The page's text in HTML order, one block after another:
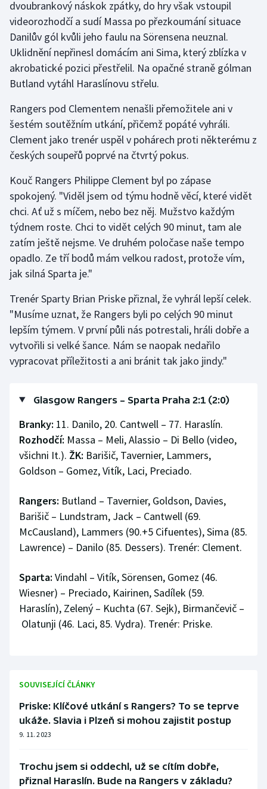
dvoubrankový náskok zpátky, do hry však vstoupil
videorozhodčí a sudí Massa po přezkoumání situace
Danilův gól kvůli jeho faulu na Sörensena neuznal.
Uklidnění nepřinesl domácím ani Sima, který zblízka v
akrobatické pozici přestřelil. Na opačné straně gólman
Butland vytáhl Haraslínovu střelu.
Rangers pod Clementem nenašli přemožitele ani v
šestém soutěžním utkání, přičemž popáté vyhráli.
Clement jako trenér uspěl v pohárech proti některému z
českých soupeřů poprvé na čtvrtý pokus.
Kouč Rangers Philippe Clement byl po zápase
spokojený. "Viděl jsem od týmu hodně věcí, které vidět
chci. Ať už s míčem, nebo bez něj. Mužstvo každým
týdnem roste. Chci to vidět celých 90 minut, tam ale
zatím ještě nejsme. Ve druhém poločase naše tempo
opadlo. Ze tří bodů mám velkou radost, protože vím,
jak silná Sparta je."
Trenér Sparty Brian Priske přiznal, že vyhrál lepší celek.
"Musíme uznat, že Rangers byli po celých 90 minut
lepším týmem. V první půli nás potrestali, hráli dobře a
vytvořili si velké šance. Nám se naopak nedařilo
vypracovat příležitosti a ani bránit tak jako jindy."
Glasgow Rangers – Sparta Praha 2:1 (2:0)
Branky: 11. Danilo, 20. Cantwell – 77. Haraslín.
Rozhodčí: Massa – Meli, Alassio – Di Bello (video,
všichni It.). ŽK: Barišič, Tavernier, Lammers,
Goldson – Gomez, Vitík, Laci, Preciado.
Rangers: Butland – Tavernier, Goldson, Davies,
Barišič – Lundstram, Jack – Cantwell (69.
McCausland), Lammers (90.+5 Cifuentes), Sima (85.
Lawrence) – Danilo (85. Dessers). Trenér: Clement.
Sparta: Vindahl – Vitík, Sörensen, Gomez (46.
Wiesner) – Preciado, Kairinen, Sadílek (59.
Haraslín), Zelený – Kuchta (67. Sejk), Birmančevič –
Olatunji (46. Laci, 85. Vydra). Trenér: Priske.
SOUVISEJÍCÍ ČLÁNKY
Priske: Klíčové utkání s Rangers? To se teprve
ukáže. Slavia i Plzeň si mohou zajistit postup
9. 11. 2023
Trochu jsem si oddechl, už se cítím dobře,
přiznal Haraslín. Bude na Rangers v základu?